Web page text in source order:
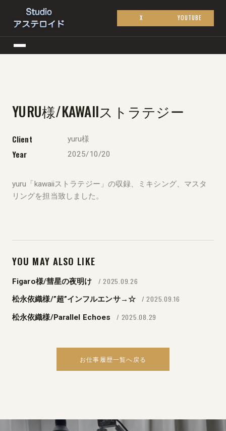
X YOUTUBE
YURU様/KAWAIIストラテジー
Client yuru様
Year 2025/10/20
yuru「kawaiiストラテジー」の収録、ミキシング、マスタ
リングを担当致しました。
YOU MAY ALSO LIKE
Figaro様/彗星の夜明け / 2025.09.26
松永依織様/”超”インフルエンサ→☆ / 2025.09.16
松永依織様/Parallel Echoes / 2025.08.29
お仕事履歴一覧へ戻る